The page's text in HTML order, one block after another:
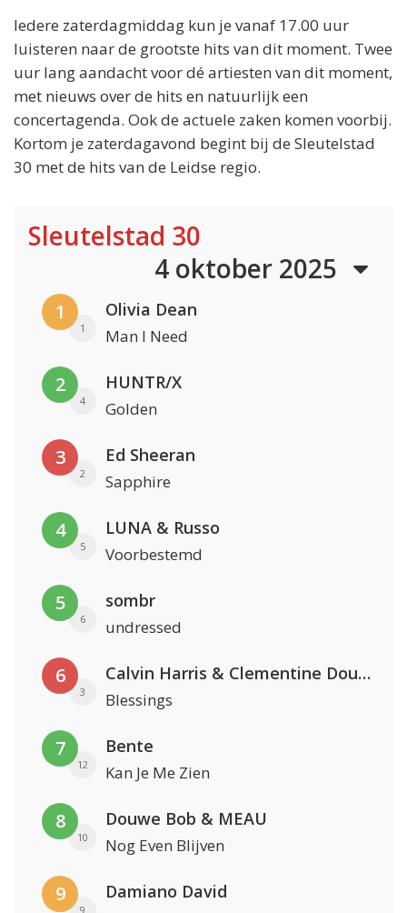
Iedere zaterdagmiddag kun je vanaf 17.00 uur
luisteren naar de grootste hits van dit moment. Twee
uur lang aandacht voor dé artiesten van dit moment,
met nieuws over de hits en natuurlijk een
concertagenda. Ook de actuele zaken komen voorbij.
Kortom je zaterdagavond begint bij de Sleutelstad
30 met de hits van de Leidse regio.
Sleutelstad 30
4 oktober 2025
1
1
Olivia Dean
Man I Need
2
4
HUNTR/X
Golden
3
2
Ed Sheeran
Sapphire
4
5
LUNA & Russo
Voorbestemd
5
6
sombr
undressed
6
3
Calvin Harris & Clementine Douglas
Blessings
7
12
Bente
Kan Je Me Zien
8
10
Douwe Bob & MEAU
Nog Even Blijven
9
9
Damiano David